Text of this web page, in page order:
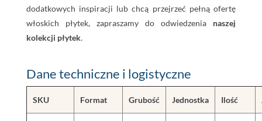
dodatkowych inspiracji lub chcą przejrzeć pełną ofertę
włoskich płytek, zapraszamy do odwiedzenia naszej
kolekcji płytek.
Dane techniczne i logistyczne
SKU Format Grubość Jednostka Ilość